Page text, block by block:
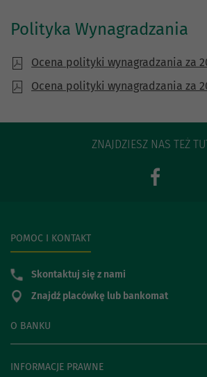
Polityka Wynagradzania
Ocena polityki wynagradzania za
Ocena polityki wynagradzania za
ZNAJDZIESZ NAS TEŻ
O BANKU
INFORMACJE PRAWNE
POMOC I KONTAKT
Skontaktuj się z nami
Znajdź placówkę lub bankomat